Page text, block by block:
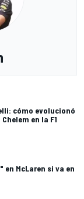
cómo evolucionó
en la F1
McLaren si va en